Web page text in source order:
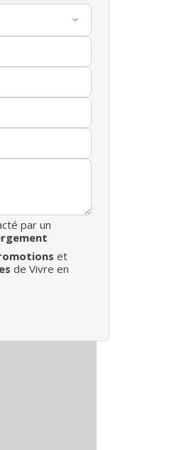
par un
et
de Vivre en